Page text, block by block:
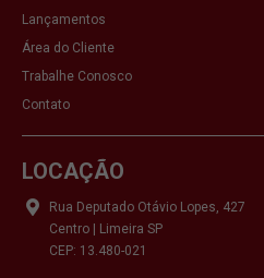
Lançamentos
Área do Cliente
Trabalhe Conosco
Contato
LOCAÇÃO
Rua Deputado Otávio Lopes, 427
Centro | Limeira SP
CEP: 13.480-021